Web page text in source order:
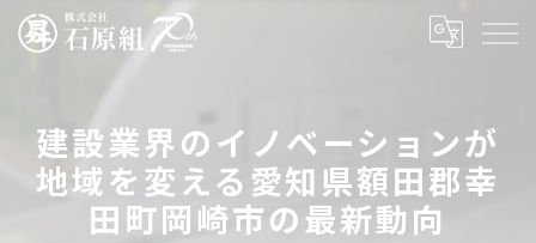
建設業界のイノベーションが
地域を変える愛知県額田郡幸
田町岡崎市の最新動向